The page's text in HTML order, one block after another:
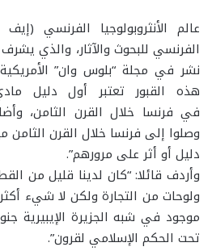
عالم الأنثروبولوجيا الفرنسي
الفرنسي للبحوث والآثار، والذي
نشر في مجلة “بلوس وان”
هذه القبور تعتبر أول دليل
في فرنسا خلال القرن الثامن،
وصلوا إلى فرنسا خلال القرن الثامن
دليل أو أثر على مرورهم”.
وأردف قائلا: “كان لدينا قليل من
ولوحات من التجارة ولكن لا شيء
موجود في شبه الجزيرة الإيبيرية
تحت الحكم الإسلامي لقرون”.